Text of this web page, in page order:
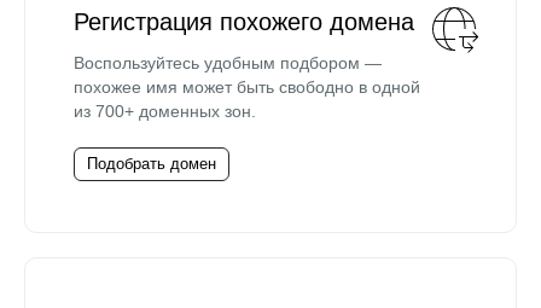
Регистрация похожего домена
Воспользуйтесь удобным подбором —
похожее имя может быть свободно в одной
из 700+ доменных зон.
Подобрать домен